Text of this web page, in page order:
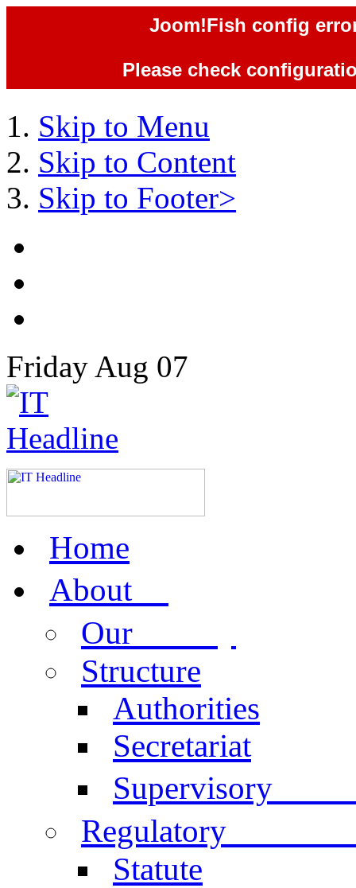
Joom!Fish config
Please check
Skip to Menu
Skip to Content
Skip to Footer>
Friday Aug 07
Home
Aboutus
Our
Structure
Authorities
Secretariat
Supervisory
Regulatory
Statute